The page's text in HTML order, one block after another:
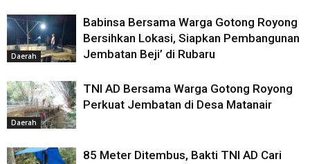
Daerah
Babinsa Bersama Warga Gotong Royong
Bersihkan Lokasi, Siapkan Pembangunan
Jembatan Beji’ di Rubaru
Daerah
TNI AD Bersama Warga Gotong Royong
Perkuat Jembatan di Desa Matanair
85 Meter Ditembus, Bakti TNI AD Cari